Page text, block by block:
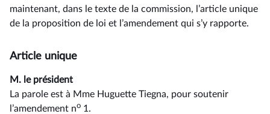
maintenant, dans le texte de la commission, l’article unique
de la proposition de loi et l’amendement qui s’y rapporte.
Article unique
M. le président
La parole est à Mme Huguette Tiegna, pour soutenir
l’amendement no 1.